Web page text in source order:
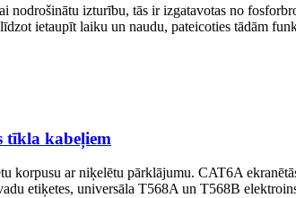
izturību, tās ir izgatavotas no
ietaupīt laiku un naudu, pateicoties tādām
tīkla kabeļiem
korpusu ar niķelētu pārklājumu. CAT6A
etiķetes, universāla T568A un T568B